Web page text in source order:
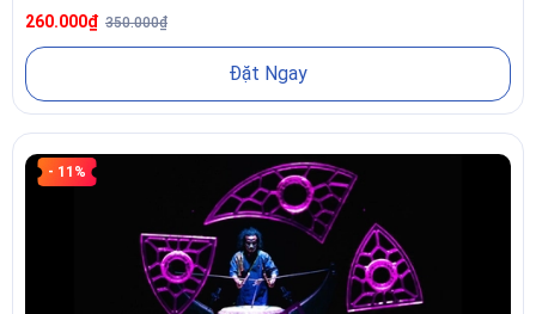
260.000₫ 350.000₫
Đặt Ngay
- 11%